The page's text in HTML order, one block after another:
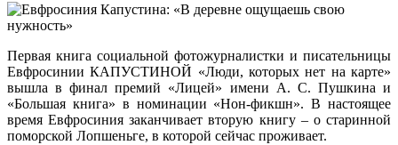
Первая книга социальной фотожурналистки и писательницы
Евфросинии КАПУСТИНОЙ «Люди, которых нет на карте»
вышла в финал премий «Лицей» имени А. С. Пушкина и
«Большая книга» в номинации «Нон-фикшн». В настоящее
время Евфросиния заканчивает вторую книгу – о старинной
поморской Лопшеньге, в которой сейчас проживает.